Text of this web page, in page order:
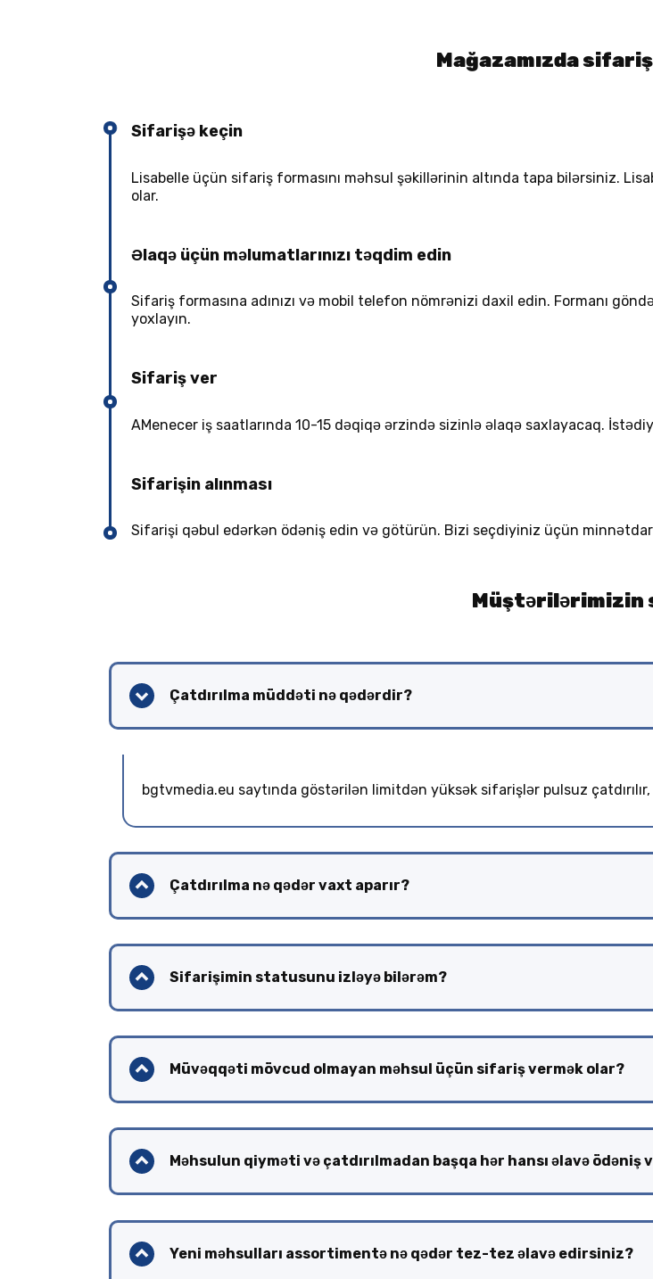
Mağazamızda
Sifarişə keçin
Lisabelle üçün sifariş formasını məhsul şəkillərinin altında tapa bilərsiniz.
olar.
Əlaqə üçün məlumatlarınızı təqdim edin
Sifariş formasına adınızı və mobil telefon nömrənizi daxil edin. Formanı
yoxlayın.
Sifariş ver
AMenecer iş saatlarında 10-15 dəqiqə ərzində sizinlə əlaqə saxlayacaq.
Sifarişin alınması
Sifarişi qəbul edərkən ödəniş edin və götürün. Bizi seçdiyiniz üçün
Müştərilərimizin
Çatdırılma müddəti nə qədərdir?
bgtvmedia.eu saytında göstərilən limitdən yüksək sifarişlər pulsuz
Çatdırılma nə qədər vaxt aparır?
Sifarişimin statusunu izləyə bilərəm?
Müvəqqəti mövcud olmayan məhsul üçün sifariş vermək olar?
Məhsulun qiyməti və çatdırılmadan başqa hər hansı əlavə ödəniş
Yeni məhsulları assortimentə nə qədər tez-tez əlavə edirsiniz?